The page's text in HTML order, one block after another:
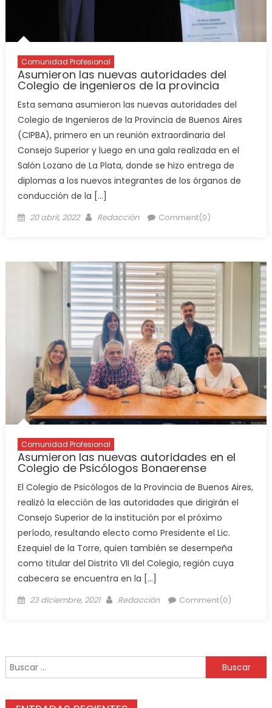
Comunidad Profesional
Asumieron las nuevas autoridades del
Colegio de ingenieros de la provincia
Esta semana asumieron las nuevas autoridades del
Colegio de Ingenieros de la Provincia de Buenos Aires
(CIPBA), primero en un reunión extraordinaria del
Consejo Superior y luego en una gala realizada en el
Salón Lozano de La Plata, donde se hizo entrega de
diplomas a los nuevos integrantes de los órganos de
conducción de la […]
20 abril, 2022 Redacción Comment(0)
Comunidad Profesional
Asumieron las nuevas autoridades en el
Colegio de Psicólogos Bonaerense
El Colegio de Psicólogos de la Provincia de Buenos Aires,
realizó la elección de las autoridades que dirigirán el
Consejo Superior de la institución por el próximo
período, resultando electo como Presidente el Lic.
Ezequiel de la Torre, quien también se desempeña
como titular del Distrito VII del Colegio, región cuya
cabecera se encuentra en la […]
23 diciembre, 2021 Redacción Comment(0)